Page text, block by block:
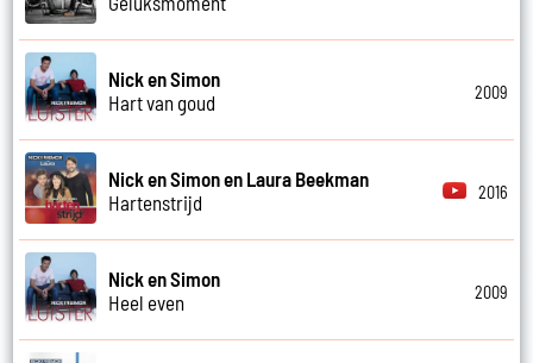
Nick en Simon
Hart van goud
2009
Nick en Simon en Laura Beekman
Hartenstrijd
2016
Nick en Simon
Heel even
2009